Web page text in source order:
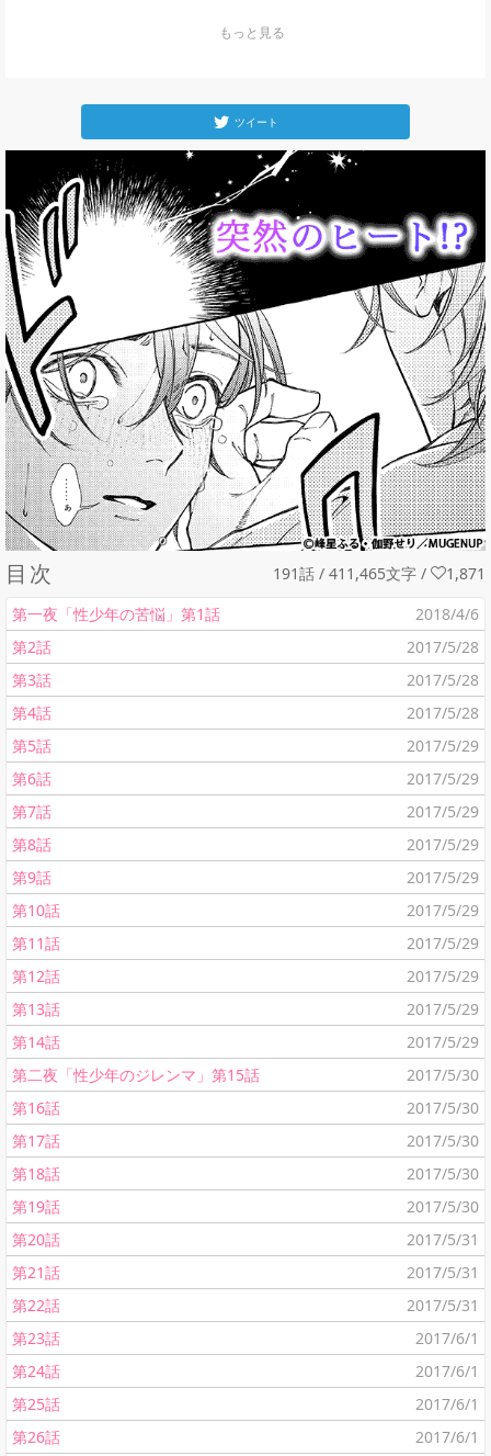
ツイート
目次 191話 / 411,465文字 /
1,871
第一夜「性少年の苦悩」第1話
2018/4/6
第2話
2017/5/28
第3話
2017/5/28
第4話
2017/5/28
第5話
2017/5/29
第6話
2017/5/29
第7話
2017/5/29
第8話
2017/5/29
第9話
2017/5/29
第10話
2017/5/29
第11話
2017/5/29
第12話
2017/5/29
第13話
2017/5/29
第14話
2017/5/29
第二夜「性少年のジレンマ」第15話
2017/5/30
第16話
2017/5/30
第17話
2017/5/30
第18話
2017/5/30
第19話
2017/5/30
第20話
2017/5/31
第21話
2017/5/31
第22話
2017/5/31
第23話
2017/6/1
第24話
2017/6/1
第25話
2017/6/1
第26話
2017/6/1